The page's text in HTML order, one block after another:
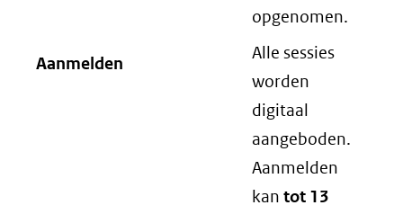
opgenomen.
Aanmelden
Alle sessies
worden
digitaal
aangeboden.
Aanmelden
kan tot 13